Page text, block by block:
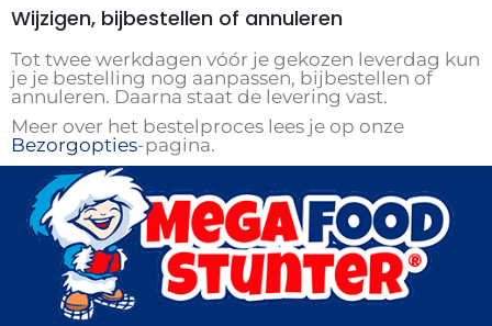
Wijzigen, bijbestellen of annuleren
Tot twee werkdagen vóór je gekozen leverdag kun
je je bestelling nog aanpassen, bijbestellen of
annuleren. Daarna staat de levering vast.
Meer over het bestelproces lees je op onze
Bezorgopties-pagina.